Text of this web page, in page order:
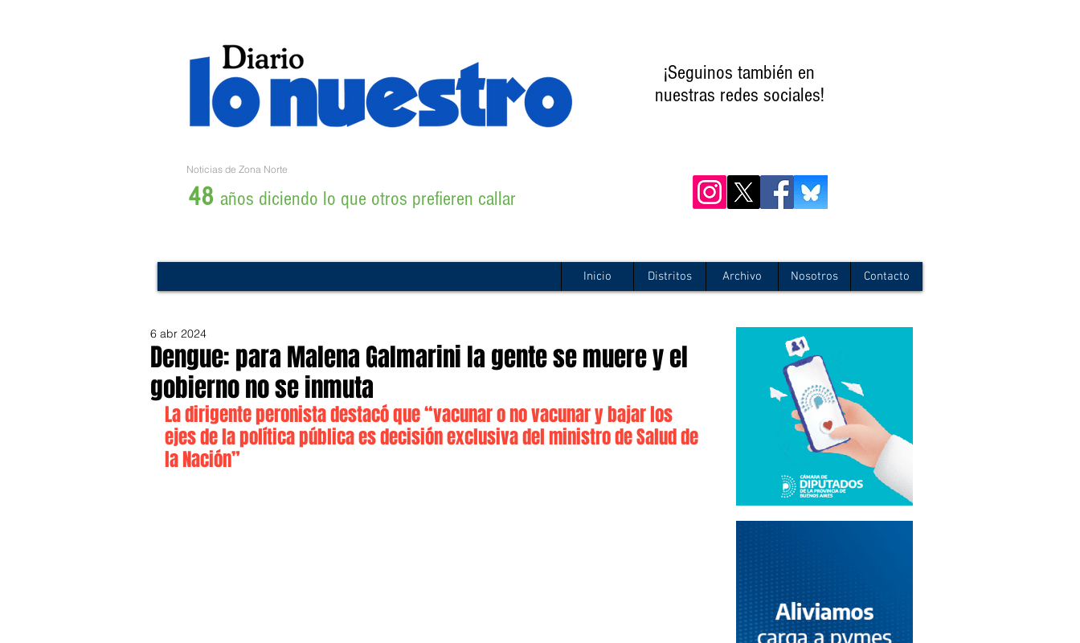
¡Seguinos también en
nuestras redes sociales!
Noticias de Zona Norte
48 años diciendo lo que otros prefieren callar
Inicio Distritos Archivo Nosotros Contacto
Dengue: para Malena Galmarini la gente se muere y el
gobierno no se inmuta
6 abr 2024
La dirigente peronista destacó que “vacunar o no vacunar y bajar los
ejes de la política pública es decisión exclusiva del ministro de Salud de
la Nación”